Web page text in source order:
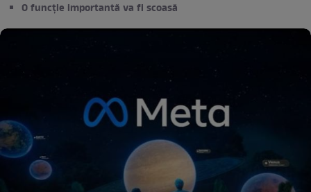
O funcție importantă va fi scoasă